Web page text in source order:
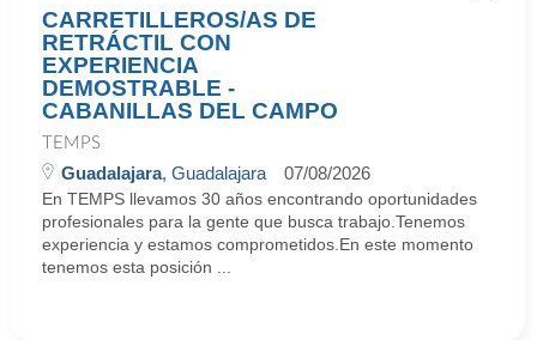
CARRETILLEROS/AS DE
RETRÁCTIL CON
EXPERIENCIA
DEMOSTRABLE -
CABANILLAS DEL CAMPO
TEMPS
Guadalajara, Guadalajara 07/08/2026
En TEMPS llevamos 30 años encontrando oportunidades
profesionales para la gente que busca trabajo.Tenemos
experiencia y estamos comprometidos.En este momento
tenemos esta posición ...